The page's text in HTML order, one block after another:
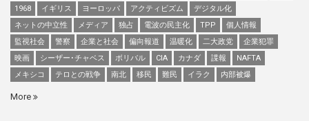
1968
イギリス ヨーロッパ アクティビズム
デジタル化
ネットの中立性
メディア 独占 電波の民主化 TPP
個人情報
監視社会
警察 企業と社会 偏向報道 温暖化 二大政党
企業犯罪
映画
シーザー･チャベス ボリバル CIA カナダ 諜報
NAFTA
メキシコ
テロとの戦争 南北 移民 難民 イラク 内部被爆
More